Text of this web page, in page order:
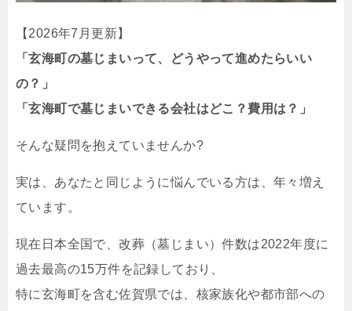
【2026年7月更新】
「玄海町の墓じまいって、どうやって進めたらいい
の？」
「玄海町で墓じまいできる会社はどこ？費用は？」
そんな疑問を抱えていませんか?
実は、あなたと同じように悩んでいる方は、年々増え
ています。
現在日本全国で、改葬（墓じまい）件数は2022年度に
過去最高の15万件を記録しており、
特に玄海町を含む佐賀県では、核家族化や都市部への